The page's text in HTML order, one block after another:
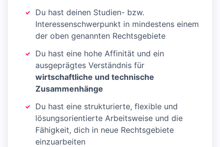
Du hast deinen Studien- bzw.
Interessenschwerpunkt in mindestens einem
der oben genannten Rechtsgebiete
Du hast eine hohe Affinität und ein
ausgeprägtes Verständnis für
wirtschaftliche und technische
Zusammenhänge
Du hast eine strukturierte, flexible und
lösungsorientierte Arbeitsweise und die
Fähigkeit, dich in neue Rechtsgebiete
einzuarbeiten